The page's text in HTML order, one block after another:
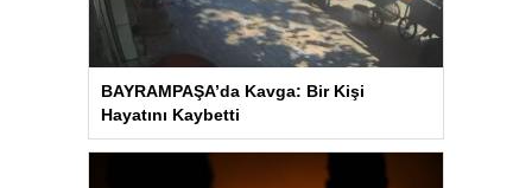
BAYRAMPAŞA’da Kavga: Bir Kişi
Hayatını Kaybetti